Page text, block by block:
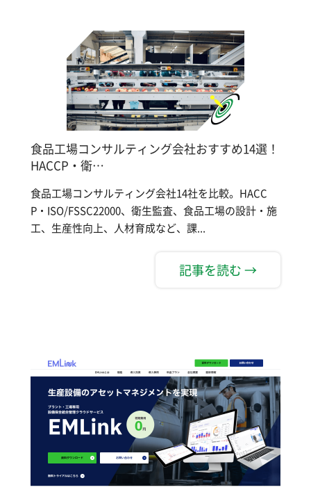
食品工場コンサルティング会社おすすめ14選！
HACCP・衛…
食品工場コンサルティング会社14社を比較。HACC
P・ISO/FSSC22000、衛生監査、食品工場の設計・施
工、生産性向上、人材育成など、課...
記事を読む →